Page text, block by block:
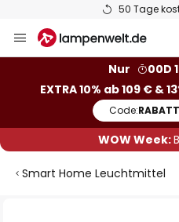
50 Tage
Inhalt
Nur
00D
EXTRA 10% ab 109 € &
Code:RABATT
WOW Week:
Smart Home Leuchtmittel